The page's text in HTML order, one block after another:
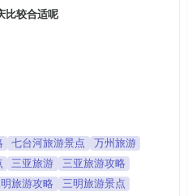
比较合适呢
七台河旅游景点
万州旅游
三亚旅游
三亚旅游攻略
旅游攻略
三明旅游景点